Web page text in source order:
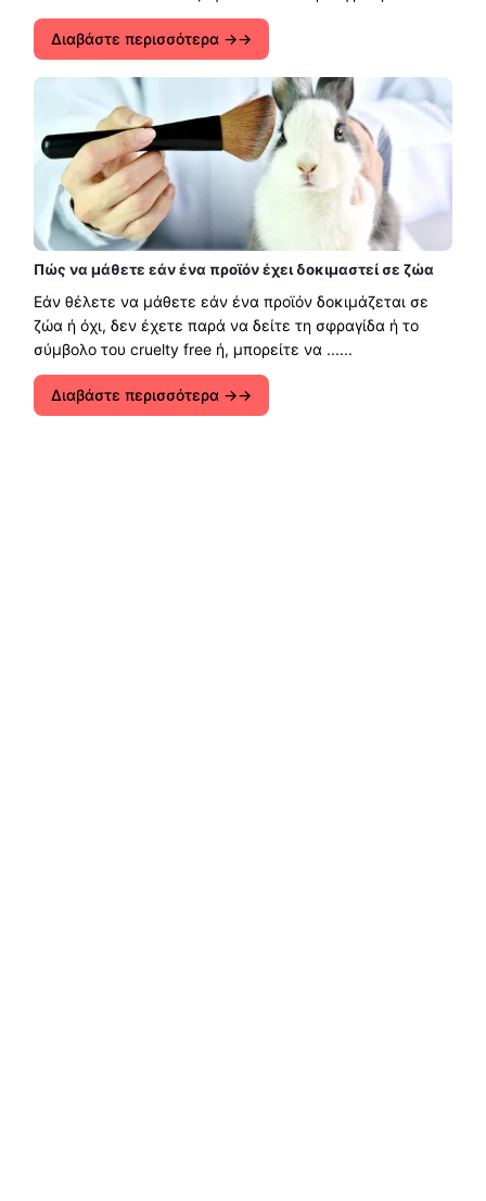
Διαβάστε περισσότερα →
Πώς να μάθετε εάν ένα προϊόν έχει δοκιμαστεί σε ζώα
Εάν θέλετε να μάθετε εάν ένα προϊόν δοκιμάζεται σε
ζώα ή όχι, δεν έχετε παρά να δείτε τη σφραγίδα ή το
σύμβολο του cruelty free ή, μπορείτε να ......
Διαβάστε περισσότερα →